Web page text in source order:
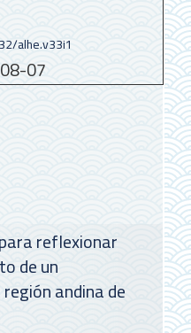
alhe.v33i1
07
reflexionar
de un
andina de